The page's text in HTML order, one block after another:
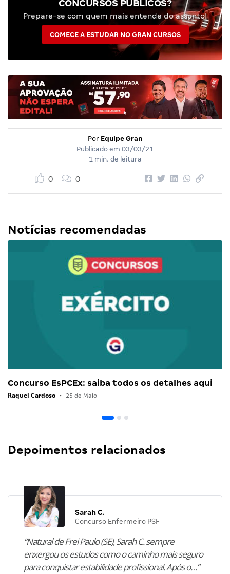
CONCURSOS PÚBLICOS?
Prepare-se com quem mais entende do assunto!
COMECE A ESTUDAR NO GRAN CURSOS
Por Equipe Gran
Publicado em 03/03/21
1 min. de leitura
0 0
Notícias recomendadas
Concurso EsPCEx: saiba todos os detalhes aqui
Raquel Cardoso • 25 de Maio
Depoimentos relacionados
Sarah C.
Concurso Enfermeiro PSF
“Natural de Frei Paulo (SE), Sarah C. sempre
enxergou os estudos como o caminho mais seguro
para conquistar estabilidade profissional. Após o…”